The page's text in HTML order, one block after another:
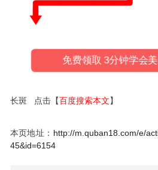
免费领取 3分钟学会
长斑 点击【百度搜索本文】
本页地址： http://m.quban18.com/e/
45&id=6154